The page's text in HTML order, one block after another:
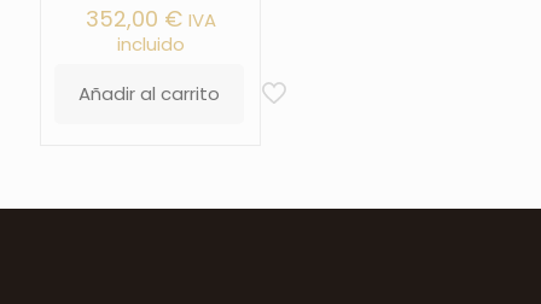
352,00 € IVA
incluido
Añadir al carrito